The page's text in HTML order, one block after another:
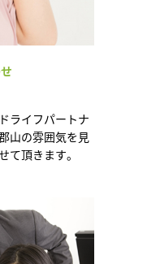
ライフパートナ
山の雰囲気を見
て頂きます。